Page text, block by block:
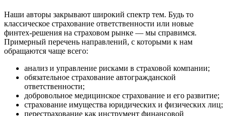
Наши авторы закрывают широкий спектр тем. Будь то
классическое страхование ответственности или новые
финтех-решения на страховом рынке — мы справимся.
Примерный перечень направлений, с которыми к нам
обращаются чаще всего:
анализ и управление рисками в страховой компании;
обязательное страхование автогражданской
ответственности;
добровольное медицинское страхование и его развитие;
страхование имущества юридических и физических лиц;
перестрахование как инструмент финансовой